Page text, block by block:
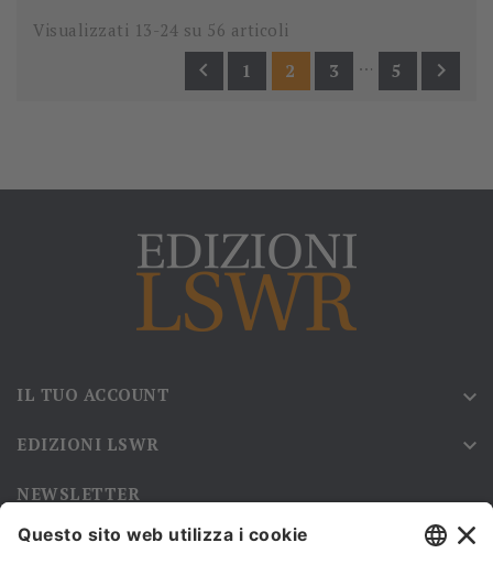
Visualizzati 13-24 su 56 articoli
 1 2 3 … 5 
IL TUO ACCOUNT 
EDIZIONI LSWR 
NEWSLETTER
Iscriviti alla nostra newsletter e rimani sempre aggiornato sulle